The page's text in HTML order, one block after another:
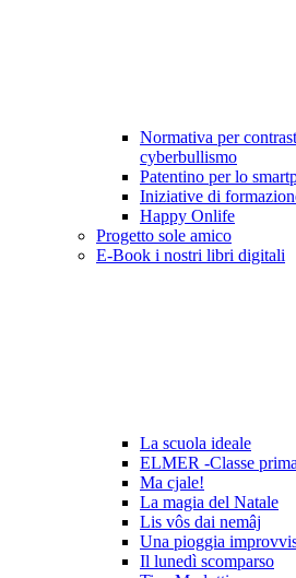
Normativa per
cyberbullismo
Patentino per lo
Iniziative di
Happy Onlife
Progetto sole amico
E-Book i nostri libri digitali
La scuola ideale
ELMER -Classe prima
Ma cjale!
La magia del Natale
Lis vôs dai nemâj
Una pioggia
Il lunedì scomparso